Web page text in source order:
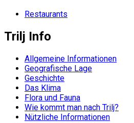
Restaurants
Trilj Info
Allgemeine Informationen
Geografische Lage
Geschichte
Das Klima
Flora und Fauna
Wie kommt man nach Trilj?
Nützliche Informationen